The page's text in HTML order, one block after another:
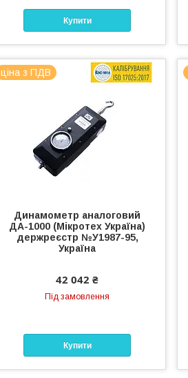
Купити
ціна з ПДВ
Динамометр аналоговий
ДА-1000 (Мікротех Україна)
держреєстр №У1987-95,
Україна
42 042 ₴
Під замовлення
Купити